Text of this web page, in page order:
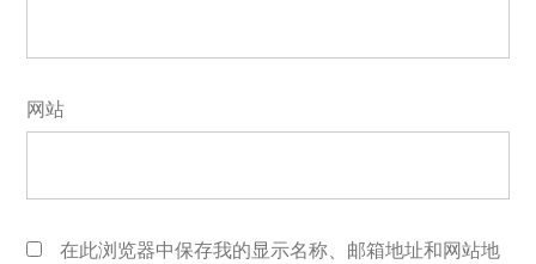
网站
在此浏览器中保存我的显示名称、邮箱地址和网站地